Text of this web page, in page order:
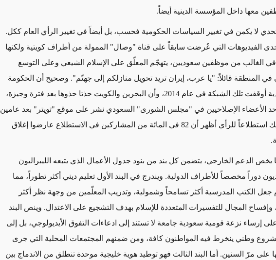
معها داخل المؤسسة الدينية أيضاً.
لا يكمن في تغيير السياسات الحكومية فحسب، بل أيضاً في تغيير الرأي العام ككل.
الفيديوهات التي عُرضت سابقاً على قناة "وصال" الممولة من أطراف كويتية ولكنها
الغالب من موظفين سعوديين، يتهجّم المعلّق على الإسلام الشيعي وعلى التوسع
في المنطقة قائلاً: "يا عرب، إيران تريد تحويل منازلكم إلى جهنّم". وصحيح أن الحكومة
السعودية أوقفت تلك الشبكة في عام 2014، وأن البحرين والكويت حذتا حذوها بعد فترة وجيزة،
أحد الأعضاء الإصلاحيين في "مجلس الشورى" السعودي نشر على موقع "تويتر" بعد عامين
على ذلك استطلاعاً للرأي أظهر أن 82 في المائة من المشاركين في الاستطلاع عارضوا إغلاق
يخص الدعم الخارجي، يتضمن كل بند من بنود جدول الأعمال الذي يتبعه الليبراليون
دوراً مخصصاً للأطراف الدولية. ويندرج في البند الأول تعليم ديني أكثر تطوراً، مما
جعل الكتب المدرسية أكثر تسامحاً وشمولية، وتدريب المعلّمين من وجهة نظر أكثر
وإفساح المجال للتفسيرات المتعددة للإسلام بهدف التشجيع على الاعتدال. وينص البند
على إرساء نزعة قومية سعودية جامعة لا تستند إلى ادعاءات التفوق الأيديولوجي، بل إلى
وطني ينخرط فيه المواطنون كافة، ومن ضمنهم المجتمعات المحلية التي جرى
على مرّ السنين. أما البند الثالث فهو توطيد هوية خليجية موحدة تنطلق من الاندماج بين